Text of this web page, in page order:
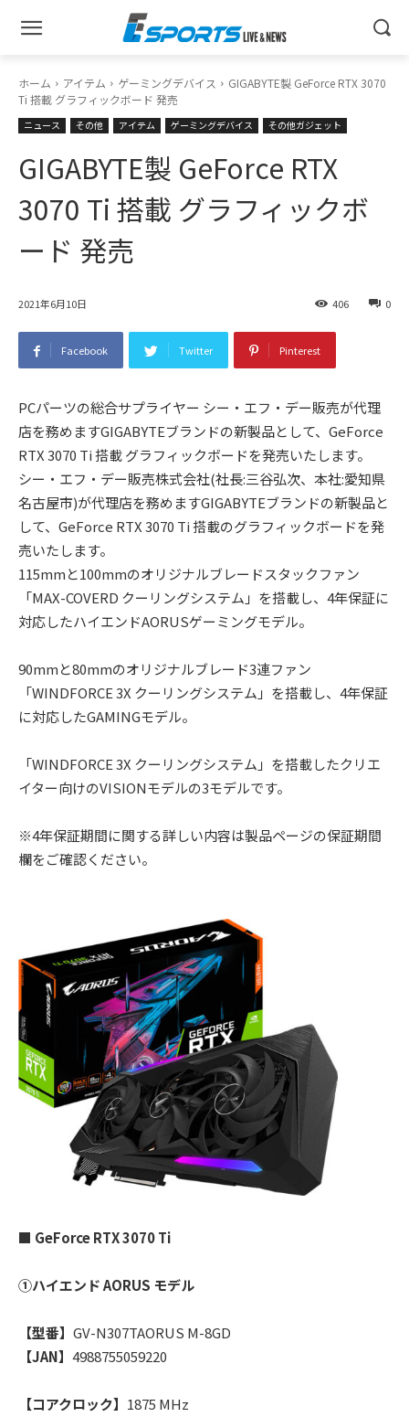
ホーム アイテム ゲーミングデバイス
GIGABYTE製 GeForce RTX 3070
Ti 搭載 グラフィックボード 発売
ニュース その他 アイテム ゲーミングデバイス その他ガジェット
GIGABYTE製 GeForce RTX
3070 Ti 搭載 グラフィックボ
ード 発売
2021年6月10日 0
406
Facebook Twitter Pinterest
PCパーツの総合サプライヤー シー・エフ・デー販売が代理
店を務めますGIGABYTEブランドの新製品として、GeForce
RTX 3070 Ti 搭載 グラフィックボードを発売いたします。
シー・エフ・デー販売株式会社(社長:三谷弘次、本社:愛知県
名古屋市)が代理店を務めますGIGABYTEブランドの新製品と
して、GeForce RTX 3070 Ti 搭載のグラフィックボードを発
売いたします。
115mmと100mmのオリジナルブレードスタックファン
「MAX-COVERD クーリングシステム」を搭載し、4年保証に
対応したハイエンドAORUSゲーミングモデル。
90mmと80mmのオリジナルブレード3連ファン
「WINDFORCE 3X クーリングシステム」を搭載し、4年保証
に対応したGAMINGモデル。
「WINDFORCE 3X クーリングシステム」を搭載したクリエ
イター向けのVISIONモデルの3モデルです。
※4年保証期間に関する詳しい内容は製品ページの保証期間
欄をご確認ください。
■ GeForce RTX 3070 Ti
①ハイエンド AORUS モデル
【型番】 GV-N307TAORUS M-8GD
【JAN】 4988755059220
【コアクロック】 1875 MHz